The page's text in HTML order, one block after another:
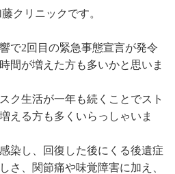
クリニックです。
で2回目の緊急事態宣言が発令
間が増えた方も多いかと思いま
ク生活が一年も続くことでスト
える方も多くいらっしゃいま
染し、回復した後にくる後遺症
さ、関節痛や味覚障害に加え、